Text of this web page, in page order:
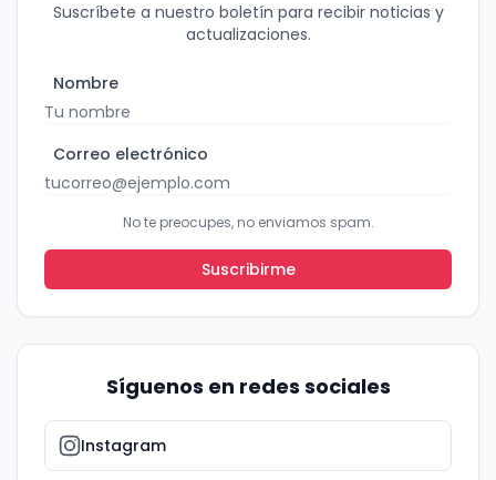
Suscríbete a nuestro boletín para recibir noticias y
actualizaciones.
Nombre
Correo electrónico
No te preocupes, no enviamos spam.
Suscribirme
Síguenos en redes sociales
Instagram